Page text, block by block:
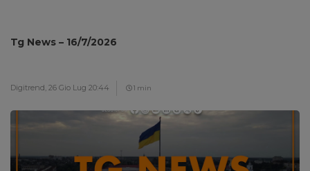
Tg News – 16/7/2026
Digitrend, 26 Gio Lug 20:44 1 min